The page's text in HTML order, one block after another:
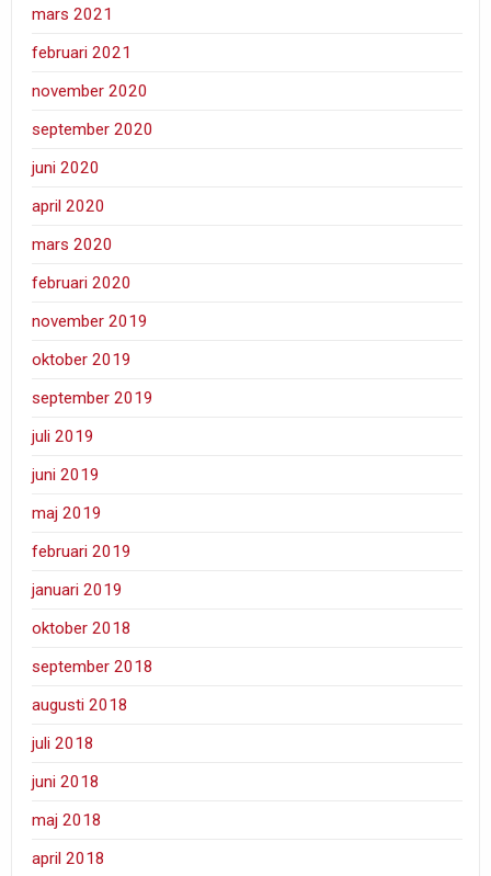
mars 2021
februari 2021
november 2020
september 2020
juni 2020
april 2020
mars 2020
februari 2020
november 2019
oktober 2019
september 2019
juli 2019
juni 2019
maj 2019
februari 2019
januari 2019
oktober 2018
september 2018
augusti 2018
juli 2018
juni 2018
maj 2018
april 2018